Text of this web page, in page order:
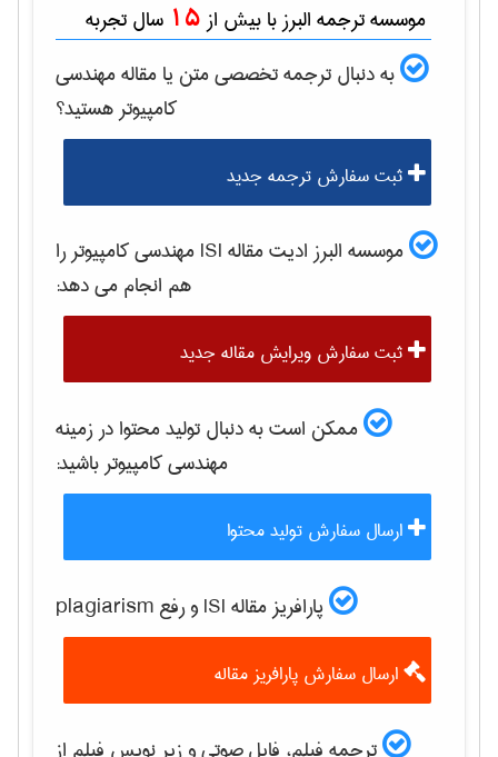
موسسه ترجمه البرز با بیش از 15 سال تجربه
به دنبال ترجمه تخصصی متن یا مقالهمهندسی
كامپيوترهستید؟
ثبت سفارش ترجمه جدید
موسسه البرز ادیت مقاله ISI مهندسی كامپيوتررا
هم انجام می دهد:
ثبت سفارش ویرایش مقاله جدید
ممکن است به دنبال تولید محتوا در زمینه
مهندسی كامپيوترباشید:
ارسال سفارش تولید محتوا
پارافریز مقاله ISI و رفع plagiarism
ارسال سفارش پارافریز مقاله